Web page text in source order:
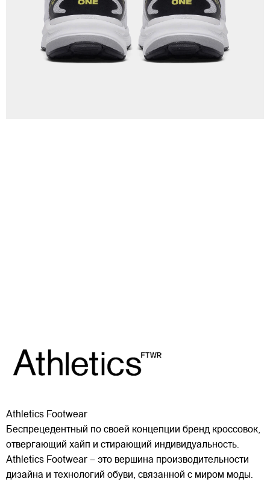
Athletics Footwear
Беспрецедентный по своей концепции бренд кроссовок,
отвергающий хайп и стирающий индивидуальность.
Athletics Footwear – это вершина производительности
дизайна и технологий обуви, связанной с миром моды.